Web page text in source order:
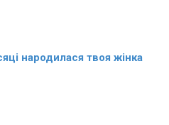
народилася твоя жінка